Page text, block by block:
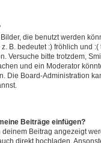
die benutzt werden
B. bedeutet :) fröhlich und
Versuche bitte trotzdem,
und ein Moderator
Die Board-Administration
Beiträge einfügen?
Beitrag angezeigt
direkt hochladen.